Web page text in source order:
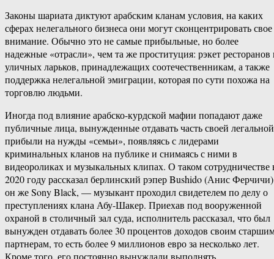
Законы шариата диктуют арабским кланам условия, на каких
сферах нелегального бизнеса они могут сконцентрировать свое
внимание. Обычно это не самые прибыльные, но более
надежные «отрасли», чем та же проституция: рэкет ресторанов
уличных ларьков, принадлежащих соотечественникам, а также
поддержка нелегальной эмиграции, которая по сути похожа на
торговлю людьми.
Иногда под влияние арабско-курдской мафии попадают даже
публичные лица, вынужденные отдавать часть своей легальной
прибыли на нужды «семьи», появляясь с лидерами
криминальных кланов на публике и снимаясь с ними в
видеороликах и музыкальных клипах. О таком сотрудничестве
2020 году рассказал берлинский рэпер Bushido (Анис
он же Sony Black, — музыкант проходил свидетелем по делу о
преступлениях клана Абу-Шакер. Приехав под вооруженной
охраной в столичный зал суда, исполнитель рассказал, что был
вынужден отдавать более 30 процентов доходов своим
партнерам, то есть более 9 миллионов евро за несколько лет.